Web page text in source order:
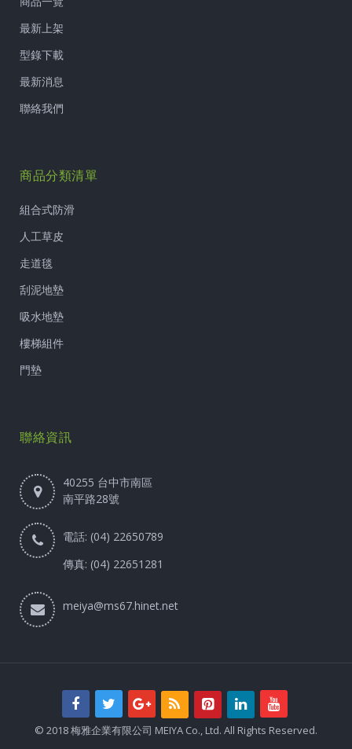
最新上架
型錄下載
最新消息
聯絡我們
商品分類清單
組合式防滑
人工草皮
走道毯
刮泥地墊
吸水地墊
樓梯組件
門墊
聯絡資訊
40255 台中市南區
南平路28號
電話: (04) 22650789
傳真: (04) 22651281
meiya@ms67.hinet.net
© 2018 梅雅企業有限公司 MEIYA Co., Ltd. All Rights Reserved.